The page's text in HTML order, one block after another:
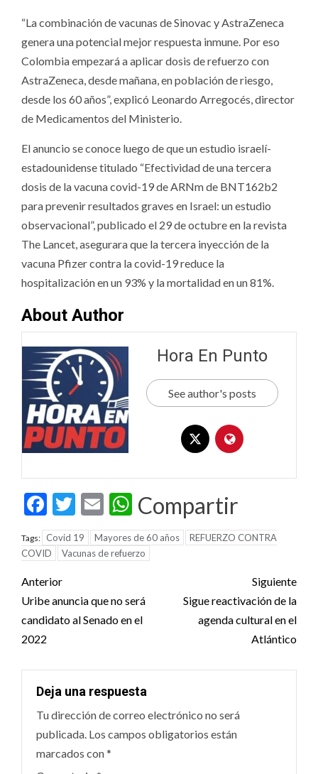
“La combinación de vacunas de Sinovac y AstraZeneca
genera una potencial mejor respuesta inmune. Por eso
Colombia empezará a aplicar dosis de refuerzo con
AstraZeneca, desde mañana, en población de riesgo,
desde los 60 años”, explicó Leonardo Arregocés, director
de Medicamentos del Ministerio.
El anuncio se conoce luego de que un estudio israelí-
estadounidense titulado “Efectividad de una tercera
dosis de la vacuna covid-19 de ARNm de BNT162b2
para prevenir resultados graves en Israel: un estudio
observacional”, publicado el 29 de octubre en la revista
The Lancet, asegurara que la tercera inyección de la
vacuna Pfizer contra la covid-19 reduce la
hospitalización en un 93% y la mortalidad en un 81%.
About Author
Hora En Punto
See author's posts
Facebook
Twitter
EmailWhatsApp
Compartir
Tags: Covid 19 Mayores de 60 años
REFUERZO CONTRA
COVID
Vacunas de refuerzo
Post
navigation
Anterior
Uribe anuncia que no será
candidato al Senado en el
2022
Siguiente
Sigue reactivación de la
agenda cultural en el
Atlántico
Deja una respuesta
Tu dirección de correo electrónico no será
publicada. Los campos obligatorios están
marcados con*